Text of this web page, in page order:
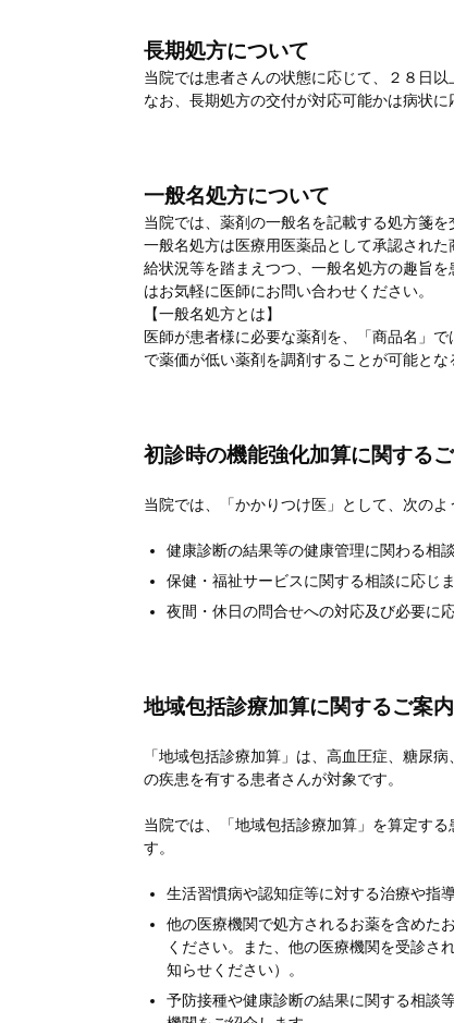
長期処方について
当院では患者さんの状態に応じて、２８日以
なお、長期処方の交付が対応可能かは病状に
一般名処方について
当院では、薬剤の一般名を記載する処方箋を
一般名処方は医療用医薬品として承認され
給状況等を踏まえつつ、一般名処方の趣旨
はお気軽に医師にお問い合わせください。
【一般名処方とは】
医師が患者様に必要な薬剤を、「商品名」
で薬価が低い薬剤を調剤することが可能とな
初診時の機能強化加算に関する
当院では、「かかりつけ医」として、次のよ
健康診断の結果等の健康管理に関わる相
保健・福祉サービスに関する相談に応じま
夜間・休日の問合せへの対応及び必要に
地域包括診療加算に関するご案内
「地域包括診療加算」は、高血圧症、糖尿
の疾患を有する患者さんが対象です。
当院では、「地域包括診療加算」を算定す
す。
生活習慣病や認知症等に対する治療や指
他の医療機関で処方されるお薬を含めた
ください。また、他の医療機関を受診さ
知らせください）。
予防接種や健康診断の結果に関する相談